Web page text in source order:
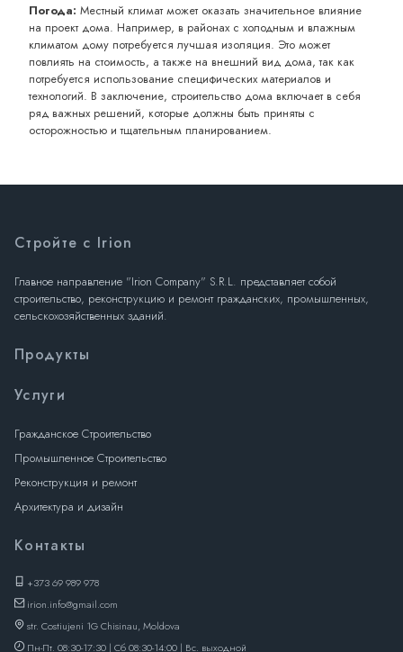
Погода: Местный климат может оказать значительное влияние
на проект дома. Например, в районах с холодным и влажным
климатом дому потребуется лучшая изоляция. Это может
повлиять на стоимость, а также на внешний вид дома, так как
потребуется использование специфических материалов и
технологий. В заключение, строительство дома включает в себя
ряд важных решений, которые должны быть приняты с
осторожностью и тщательным планированием.
Стройте с Irion
Главное направление "Irion Company" S.R.L. представляет собой
строительство, реконструкцию и ремонт гражданских, промышленных,
сельскохозяйственных зданий.
Продукты
Услуги
Гражданское Строительство
Промышленное Строительство
Реконструкция и ремонт
Архитектура и дизайн
Контакты
+373 69 989 978
irion.info@gmail.com
str. Costiujeni 1G Chisinau, Moldova
Пн-Пт. 08:30-17:30 | Сб 08:30-14:00 | Вс. выходной